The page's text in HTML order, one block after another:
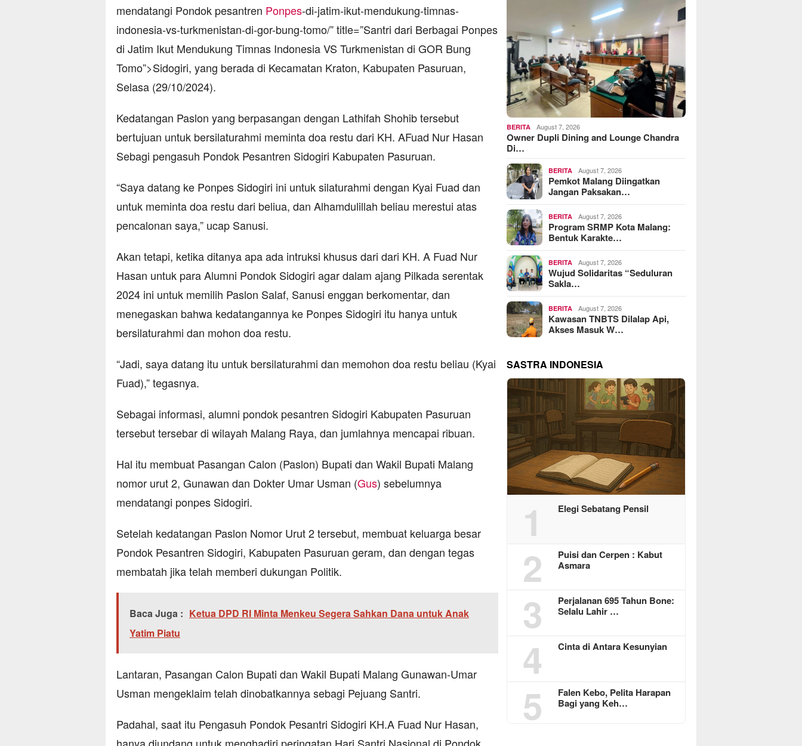
mendatangi Pondok pesantren Ponpes-di-jatim-ikut-mendukung-timnas-
indonesia-vs-turkmenistan-di-gor-bung-tomo/” title=”Santri dari Berbagai Ponpes
di Jatim Ikut Mendukung Timnas Indonesia VS Turkmenistan di GOR Bung
Tomo”>Sidogiri, yang berada di Kecamatan Kraton, Kabupaten Pasuruan,
Selasa (29/10/2024).
Kedatangan Paslon yang berpasangan dengan Lathifah Shohib tersebut
bertujuan untuk bersilaturahmi meminta doa restu dari KH. AFuad Nur Hasan
Sebagi pengasuh Pondok Pesantren Sidogiri Kabupaten Pasuruan.
“Saya datang ke Ponpes Sidogiri ini untuk silaturahmi dengan Kyai Fuad dan
untuk meminta doa restu dari beliua, dan Alhamdulillah beliau merestui atas
pencalonan saya,” ucap Sanusi.
Akan tetapi, ketika ditanya apa ada intruksi khusus dari dari KH. A Fuad Nur
Hasan untuk para Alumni Pondok Sidogiri agar dalam ajang Pilkada serentak
2024 ini untuk memilih Paslon Salaf, Sanusi enggan berkomentar, dan
menegaskan bahwa kedatangannya ke Ponpes Sidogiri itu hanya untuk
bersilaturahmi dan mohon doa restu.
“Jadi, saya datang itu untuk bersilaturahmi dan memohon doa restu beliau (Kyai
Fuad),” tegasnya.
Sebagai informasi, alumni pondok pesantren Sidogiri Kabupaten Pasuruan
tersebut tersebar di wilayah Malang Raya, dan jumlahnya mencapai ribuan.
Hal itu membuat Pasangan Calon (Paslon) Bupati dan Wakil Bupati Malang
nomor urut 2, Gunawan dan Dokter Umar Usman (Gus) sebelumnya
mendatangi ponpes Sidogiri.
Setelah kedatangan Paslon Nomor Urut 2 tersebut, membuat keluarga besar
Pondok Pesantren Sidogiri, Kabupaten Pasuruan geram, dan dengan tegas
membatah jika telah memberi dukungan Politik.
Baca Juga : Ketua DPD RI Minta Menkeu Segera Sahkan Dana untuk Anak
Yatim Piatu
Lantaran, Pasangan Calon Bupati dan Wakil Bupati Malang Gunawan-Umar
Usman mengeklaim telah dinobatkannya sebagi Pejuang Santri.
Padahal, saat itu Pengasuh Pondok Pesantri Sidogiri KH.A Fuad Nur Hasan,
BERITA August 7, 2026
Owner Dupli Dining and Lounge Chandra
Di…
BERITA August 7, 2026
Pemkot Malang Diingatkan
Jangan Paksakan…
BERITA August 7, 2026
Program SRMP Kota Malang:
Bentuk Karakte…
BERITA August 7, 2026
Wujud Solidaritas “Seduluran
Sakla…
BERITA August 7, 2026
Kawasan TNBTS Dilalap Api,
Akses Masuk W…
SASTRA INDONESIA
1 Elegi Sebatang Pensil
2
Puisi dan Cerpen : Kabut
Asmara
3
Perjalanan 695 Tahun Bone:
Selalu Lahir …
4 Cinta di Antara Kesunyian
5
Falen Kebo, Pelita Harapan
Bagi yang Keh…